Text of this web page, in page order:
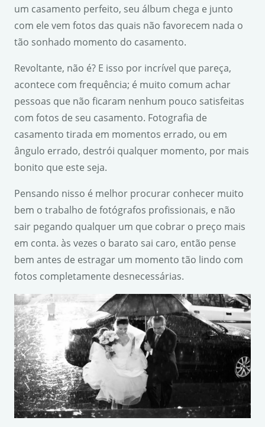
um casamento perfeito, seu álbum chega e junto
com ele vem fotos das quais não favorecem nada o
tão sonhado momento do casamento.
Revoltante, não é? E isso por incrível que pareça,
acontece com frequência; é muito comum achar
pessoas que não ficaram nenhum pouco satisfeitas
com fotos de seu casamento. Fotografia de
casamento tirada em momentos errado, ou em
ângulo errado, destrói qualquer momento, por mais
bonito que este seja.
Pensando nisso é melhor procurar conhecer muito
bem o trabalho de fotógrafos profissionais, e não
sair pegando qualquer um que cobrar o preço mais
em conta. às vezes o barato sai caro, então pense
bem antes de estragar um momento tão lindo com
fotos completamente desnecessárias.